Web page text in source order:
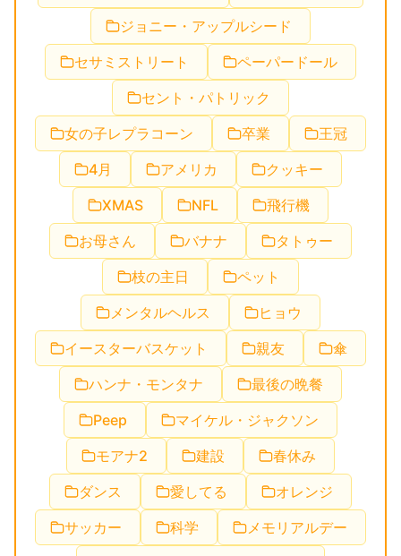
ジョニー・アップルシード
セサミストリート
ペーパードール
セント・パトリック
女の子レプラコーン
卒業
王冠
4月
アメリカ
クッキー
XMAS
NFL
飛行機
お母さん
バナナ
タトゥー
枝の主日
ペット
メンタルヘルス
ヒョウ
イースターバスケット
親友
傘
ハンナ・モンタナ
最後の晩餐
Peep
マイケル・ジャクソン
モアナ2
建設
春休み
ダンス
愛してる
オレンジ
サッカー
科学
メモリアルデー